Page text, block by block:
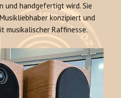
und handgefertigt wird. Sie
konzipiert und
musikalischer Raffinesse.